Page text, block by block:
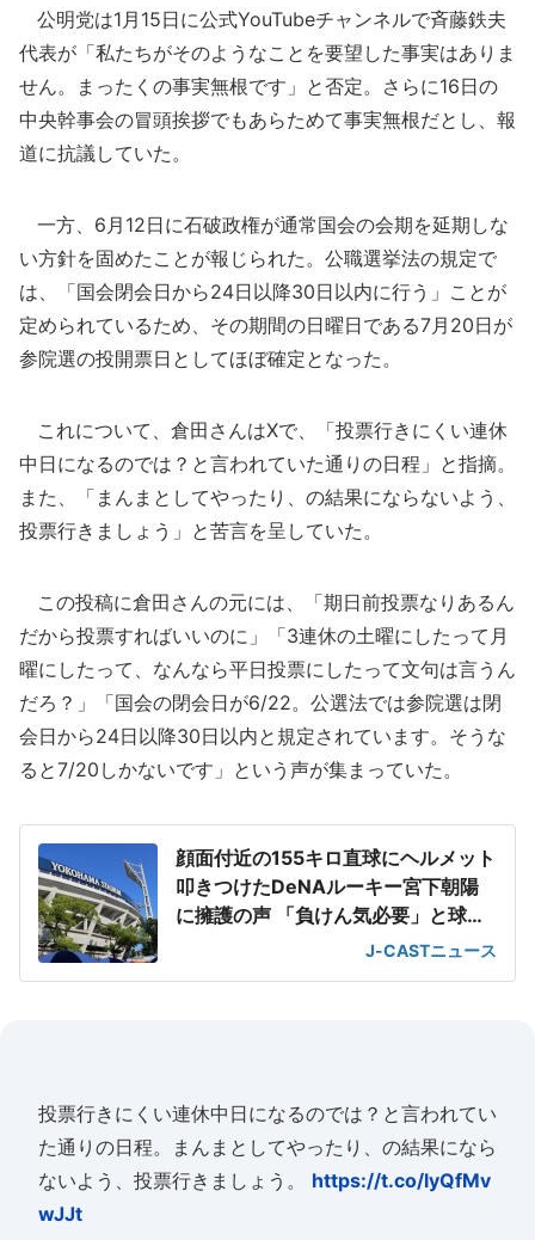
公明党は1月15日に公式YouTubeチャンネルで斉藤鉄夫
代表が「私たちがそのようなことを要望した事実はありま
せん。まったくの事実無根です」と否定。さらに16日の
中央幹事会の冒頭挨拶でもあらためて事実無根だとし、報
道に抗議していた。
一方、6月12日に石破政権が通常国会の会期を延期しな
い方針を固めたことが報じられた。公職選挙法の規定で
は、「国会閉会日から24日以降30日以内に行う」ことが
定められているため、その期間の日曜日である7月20日が
参院選の投開票日としてほぼ確定となった。
これについて、倉田さんはXで、「投票行きにくい連休
中日になるのでは？と言われていた通りの日程」と指摘。
また、「まんまとしてやったり、の結果にならないよう、
投票行きましょう」と苦言を呈していた。
この投稿に倉田さんの元には、「期日前投票なりあるん
だから投票すればいいのに」「3連休の土曜にしたって月
曜にしたって、なんなら平日投票にしたって文句は言うん
だろ？」「国会の閉会日が6/22。公選法では参院選は閉
会日から24日以降30日以内と規定されています。そうな
ると7/20しかないです」という声が集まっていた。
顔面付近の155キロ直球にヘルメット
叩きつけたDeNAルーキー宮下朝陽
に擁護の声 「負けん気必要」と球団
J-CASTニュース
投票行きにくい連休中日になるのでは？と言われてい
た通りの日程。まんまとしてやったり、の結果になら
ないよう、投票行きましょう。 https://t.co/lyQfMv
wJJt